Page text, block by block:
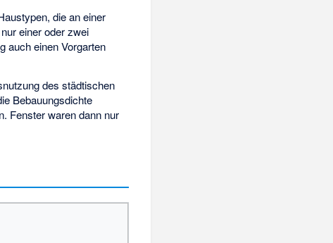
die an einer
einer oder zwei
auch einen Vorgarten
des städtischen
Bebauungsdichte
Fenster waren dann nur